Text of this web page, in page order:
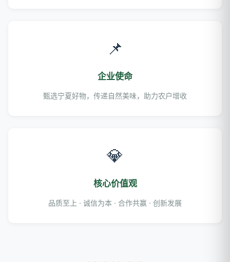
📌
企业使命
甄选宁夏好物，传递自然美味，助力农户增收
💎
核心价值观
品质至上 · 诚信为本 · 合作共赢 · 创新发展